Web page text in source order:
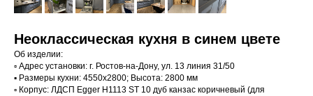
Неоклассическая кухня в синем цвете
Об изделии:
▫️ Адрес установки: г. Ростов-на-Дону, ул. 13 линия 31/50
▪️ Размеры кухни: 4550х2800; Высота: 2800 мм
▫️ Корпус: ЛДСП Egger H1113 ST 10 дуб канзас коричневый (для